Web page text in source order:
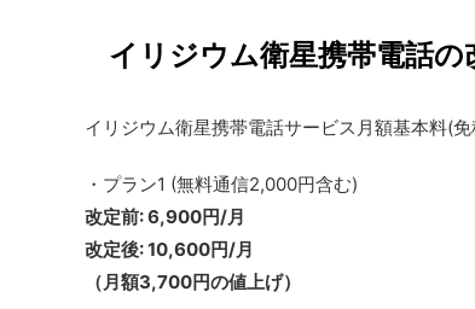
イリジウム衛星携帯電話
イリジウム衛星携帯電話サービス月額基本料(免
・プラン1 (無料通信2,000円含む)
改定前: 6,900円/月
改定後: 10,600円/月
（月額3,700円の値上げ）